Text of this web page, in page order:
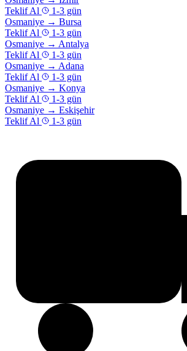
Teklif Al
1-3 gün
Osmaniye → Bursa
Teklif Al
1-3 gün
Osmaniye → Antalya
Teklif Al
1-3 gün
Osmaniye → Adana
Teklif Al
1-3 gün
Osmaniye → Konya
Teklif Al
1-3 gün
Osmaniye → Eskişehir
Teklif Al
1-3 gün